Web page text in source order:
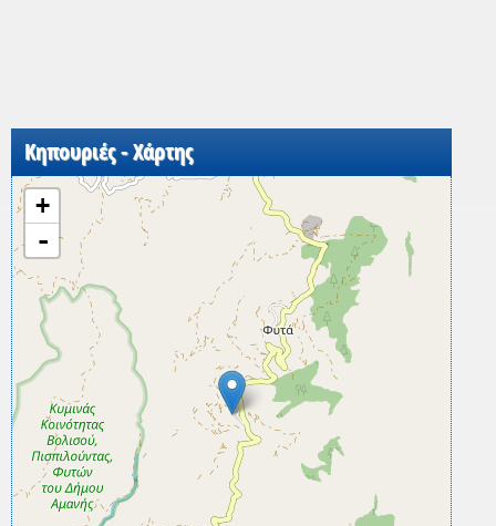
Κηπουριές - Χάρτης
+
-